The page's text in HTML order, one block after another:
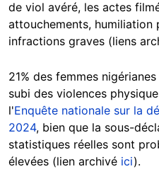
de viol avéré, les actes
attouchements,
infractions graves (liens
21% des femmes
subi des violences
l'Enquête nationale sur la
2024, bien que la sous-
statistiques réelles sont
élevées (lien archivé ici).